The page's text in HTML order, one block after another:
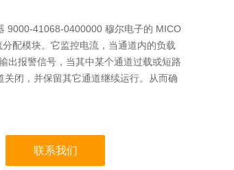
9000-41068-0400000 穆尔电子的 MICO
配模块。它监控电流，当通道内的负载
出报警信号，当其中某个通道过载或短路
关闭，并保留其它通道继续运行。从而确
联系我们